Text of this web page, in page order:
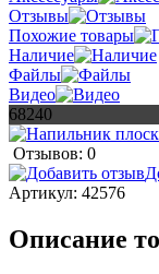
Отзывы
Похожие товары
Наличие
Файлы
Видео
68240
Отзывов: 0
Артикул: 42576
Описание